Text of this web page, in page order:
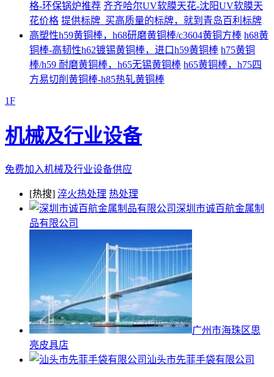
格-环保锅炉推荐 齐齐哈尔UV软膜天花-沈阳UV软膜天
花价格 提供标牌_买高质量的标牌，就到青岛百利标牌
高塑性h59黄铜棒，h68研磨黄铜棒/c3604黄铜方棒 h68黄
铜棒-高韧性h62镀锡黄铜棒，进口h59黄铜棒 h75黄铜
棒/h59 耐磨黄铜棒，h65无锡黄铜棒 h65黄铜棒，h75四
方易切削黄铜棒-h85热轧黄铜棒
1F
机械及行业设备
免费加入机械及行业设备供应
[热搜] 淬火热处理 热处理
深圳市诚百航金属制
品有限公司
广州市海珠区思
亮皮具店
汕头市先菲手袋有限公司